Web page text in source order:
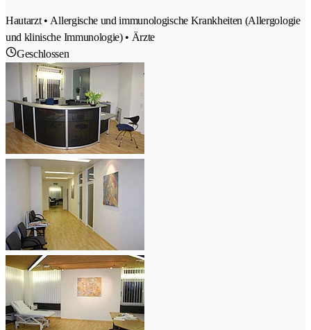
Hautarzt • Allergische und immunologische Krankheiten (Allergologie
und klinische Immunologie) • Ärzte
Geschlossen